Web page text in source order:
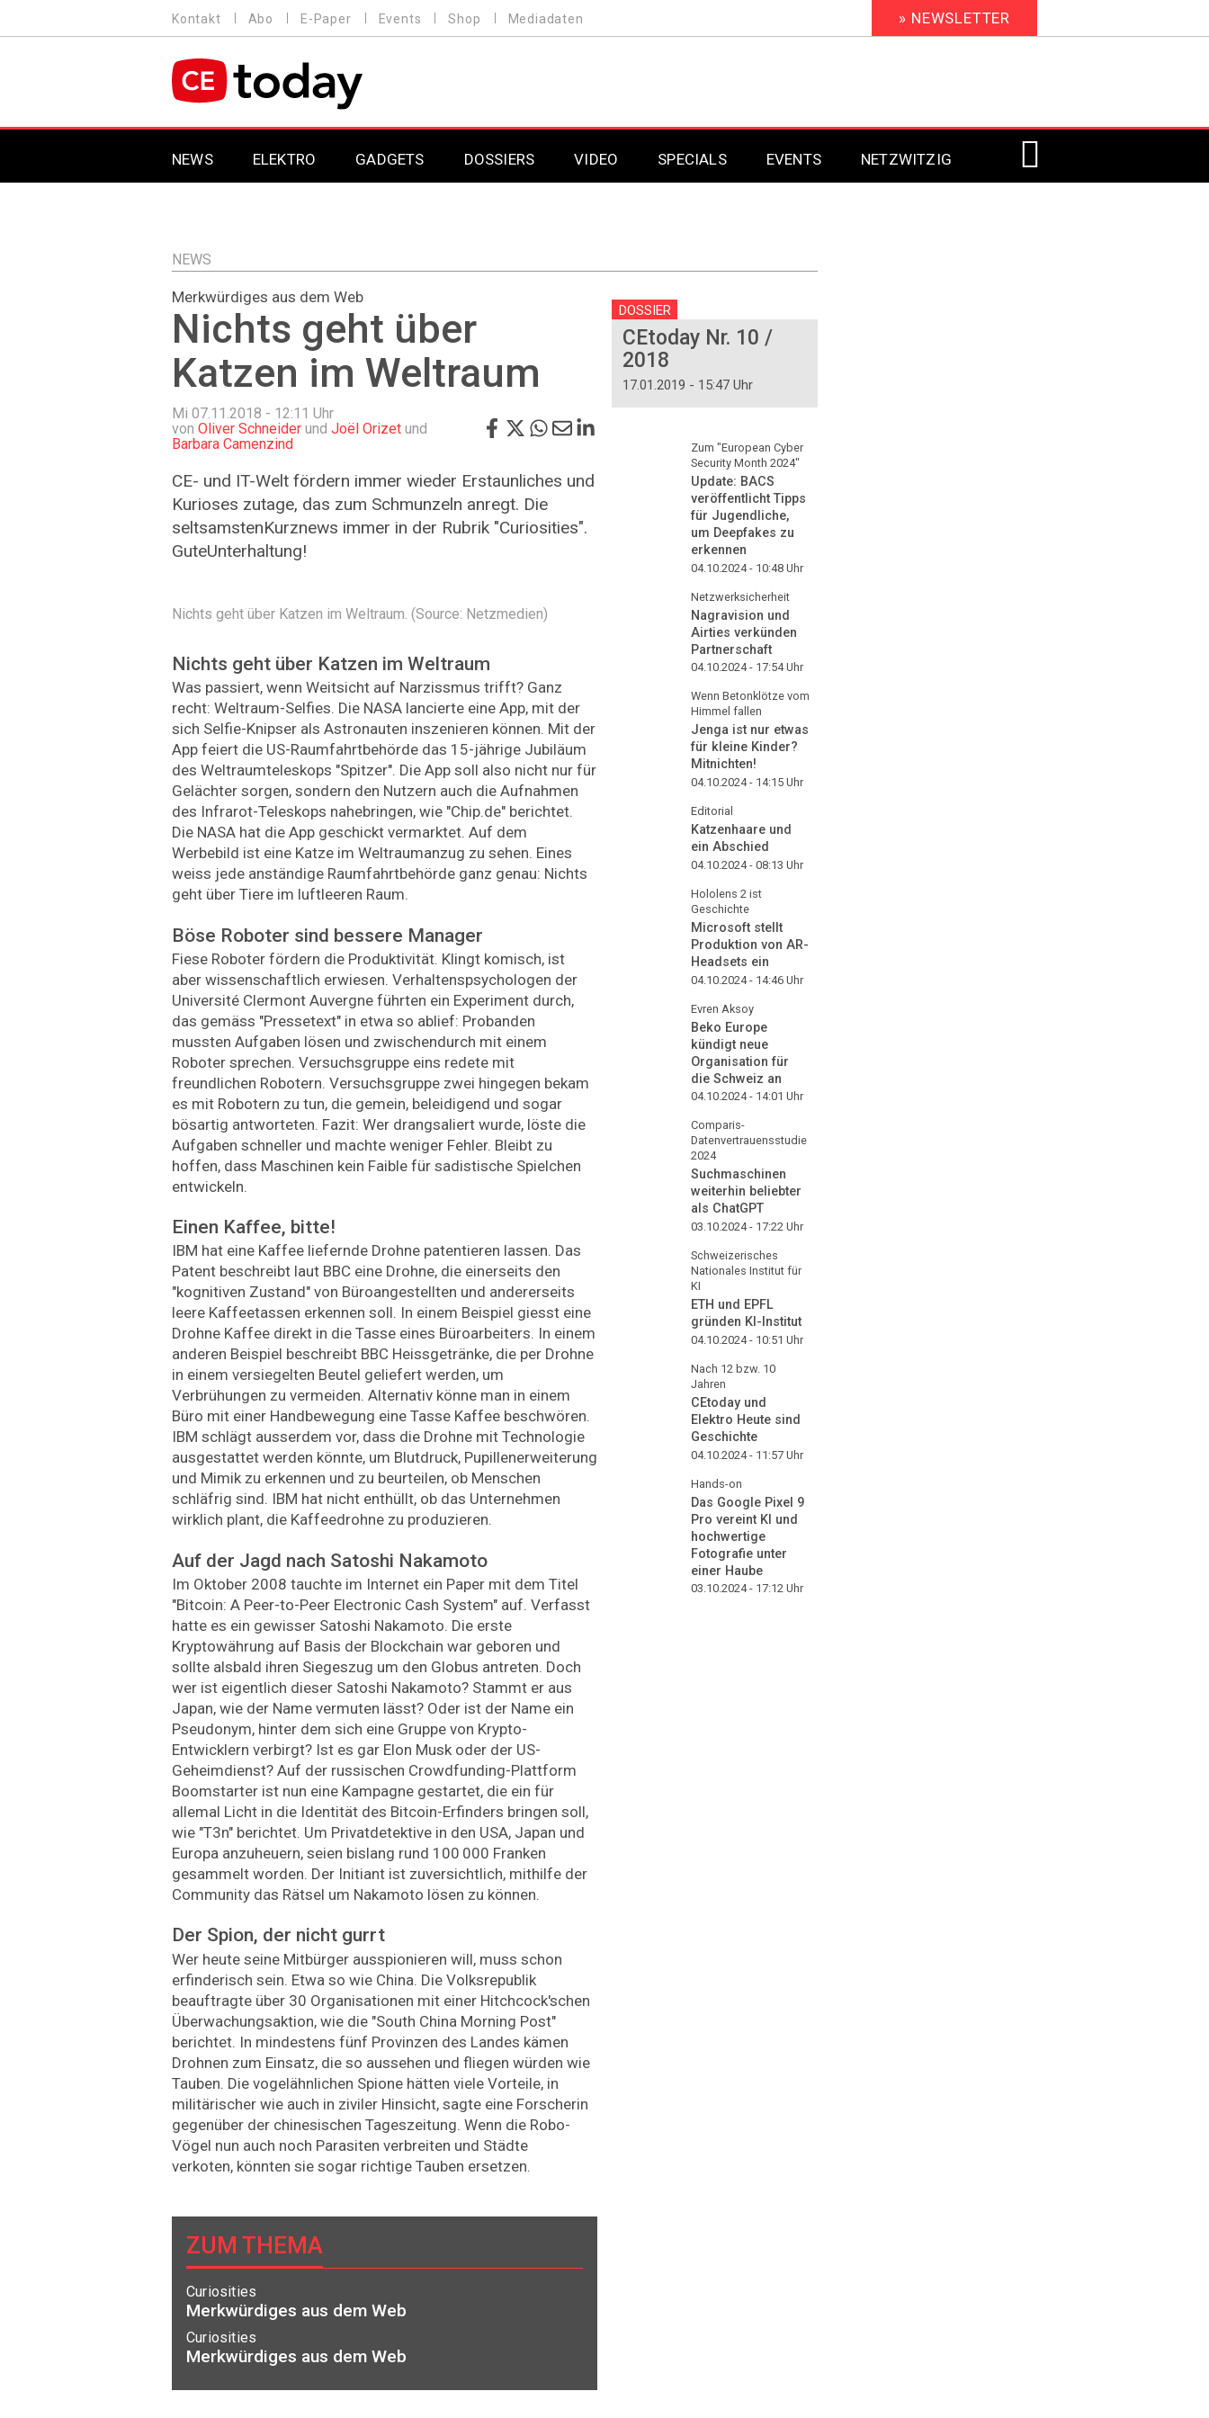
zum
MENU
Kontakt Abo E-Paper Events Shop Mediadaten » NEWSLETTER
MAIN NAVIGATION
NEWS ELEKTRO GADGETS DOSSIERS VIDEO SPECIALS
Professional AV & Digital Signage 2021
Professional AV & Digital Signage 2020
Professional AV & Digital Signage 2019
EVENTS NETZWITZIG
NEWS
Merkwürdiges aus dem Web
Nichts geht über
Katzen im Weltraum
Mi 07.11.2018 - 12:11 Uhr
von Oliver Schneider und Joël Orizet und
Barbara Camenzind
CE- und IT-Welt fördern immer wieder Erstaunliches und
Kurioses zutage, das zum Schmunzeln anregt. Die
seltsamsten­Kurznews immer in der Rubrik "Curiosities".
GuteUnterhaltung!
Nichts geht über Katzen im Weltraum. (Source: Netzmedien)
Nichts geht über Katzen im Weltraum
Was passiert, wenn Weitsicht auf Narzissmus trifft? Ganz
recht: Weltraum-Selfies. Die NASA lancierte eine App, mit der
sich Selfie-Knipser als As­tronauten inszenieren können. Mit der
App feiert die US-Raumfahrtbehörde das 15-jährige Jubiläum
des Weltraumteleskops "Spitzer". Die App soll also nicht nur für
Gelächter sorgen, sondern den Nutzern auch die Aufnahmen
des Infrarot-Teleskops nahebringen, wie "Chip.de" berichtet.
Die NASA hat die App geschickt vermarktet. Auf dem
Werbebild ist eine Katze im Weltraumanzug zu sehen. Eines
weiss jede anständige Raumfahrtbehörde ganz genau: Nichts
geht über Tiere im luftleeren Raum.
Böse Roboter sind bessere Manager
Fiese Roboter fördern die Produktivität. Klingt komisch, ist
aber wissenschaftlich erwiesen. Verhaltenspsychologen der
Université Clermont ­Auvergne führten ein Experiment durch,
das gemäss "Pressetext" in etwa so ablief: Probanden
mussten Aufgaben lösen und zwischendurch mit einem
Roboter sprechen. Versuchsgruppe eins redete mit
freundlichen Robotern. Versuchsgruppe zwei hingegen bekam
es mit Robotern zu tun, die gemein, beleidigend und sogar
bösartig antworteten. Fazit: Wer drangsaliert wurde, löste die
Aufgaben schneller und machte weniger Fehler. Bleibt zu
hoffen, dass Maschinen kein Faible für sadistische Spielchen
entwickeln.
Einen Kaffee, bitte!
IBM hat eine Kaffee liefernde Drohne patentieren lassen. Das
Patent beschreibt laut BBC eine Drohne, die einerseits den
"kognitiven Zustand" von Büroangestellten und andererseits
leere ­Kaffeetassen erkennen soll. In einem Beispiel ­gies­st eine
Drohne Kaffee direkt in die Tasse eines ­Büroarbeiters. In einem
anderen Beispiel beschreibt BBC Heissgetränke, die per Drohne
in einem versiegelten Beutel geliefert werden, um
Verbrühungen zu vermeiden. Alternativ könne man in einem
Büro mit einer Handbewegung eine Tasse Kaffee beschwören.
IBM schlägt ausserdem vor, dass die Drohne mit Technologie
ausgestattet werden könnte, um Blutdruck, Pupillenerweiterung
und Mimik zu erkennen und zu beurteilen, ob Menschen
schläfrig sind. IBM hat nicht enthüllt, ob das Unternehmen
wirklich plant, die Kaffeedrohne zu ­produzieren.
Auf der Jagd nach Satoshi Nakamoto
Im Oktober 2008 tauchte im Internet ein Paper mit dem Titel
"Bitcoin: A Peer-to-Peer Electronic Cash System" auf. Verfasst
hatte es ein gewisser Satoshi Nakamoto. Die erste
Kryptowährung auf Basis der Blockchain war geboren und
sollte alsbald ihren Siegeszug um den Globus antreten. Doch
wer ist eigentlich dieser Satoshi Nakamoto? Stammt er aus
Japan, wie der Name vermuten lässt? Oder ist der Name ein
Pseudonym, hinter dem sich eine Gruppe von Krypto-
Entwicklern verbirgt? Ist es gar Elon Musk oder der US-
Geheimdienst? Auf der russischen Crowdfunding-Plattform
Boomstarter ist nun eine Kampagne gestartet, die ein für
allemal Licht in die Identität des Bitcoin-Erfinders bringen soll,
wie "T3n" berichtet. Um Privatdetektive in den USA, Japan und
Europa anzu­heuern, seien bislang rund 100 000 Franken
gesammelt worden. Der Initiant ist zuversichtlich, mithilfe der
Community das Rätsel um Nakamoto lösen zu können.
Der Spion, der nicht gurrt
Wer heute seine Mitbürger ausspionieren will, muss schon
erfinderisch sein. Etwa so wie China. Die Volksrepublik
beauftragte über 30 Organisationen mit einer Hitchcock'schen
Überwachungsaktion, wie die "South China Morning Post"
berichtet. In mindestens fünf Provinzen des Landes kämen
Drohnen zum Einsatz, die so aussehen und fliegen würden wie
Tauben. Die vogelähnlichen Spione hätten viele Vorteile, in
militärischer wie auch in ziviler Hinsicht, sagte eine Forscherin
gegenüber der chinesischen T­ageszeitung. Wenn die Robo-
Vögel nun auch noch Parasiten verbreiten und Städte
verkoten, ­könnten sie sogar richtige Tauben ersetzen.
ZUM THEMA
Curiosities
Merkwürdiges aus dem Web
Curiosities
Merkwürdiges aus dem Web
DOSSIER
CEtoday Nr. 10 /
2018
17.01.2019 - 15:47 Uhr
Zum "European Cyber
Security Month 2024"
Update: BACS
veröffentlicht Tipps
für Jugendliche,
um Deepfakes zu
erkennen
04.10.2024 - 10:48 Uhr
Netzwerksicherheit
Nagravision und
Airties verkünden
Partnerschaft
04.10.2024 - 17:54Uhr
Wenn Betonklötze vom
Himmel fallen
Jenga ist nur etwas
für kleine Kinder?
Mitnichten!
04.10.2024 - 14:15 Uhr
Editorial
Katzenhaare und
ein Abschied
04.10.2024 - 08:13 Uhr
Hololens 2 ist
Geschichte
Microsoft stellt
Produktion von AR-
Headsets ein
04.10.2024 - 14:46 Uhr
Evren Aksoy
Beko Europe
kündigt neue
Organisation für
die Schweiz an
04.10.2024 - 14:01 Uhr
Comparis-
Datenvertrauensstudie
2024
Suchmaschinen
weiterhin beliebter
als ChatGPT
03.10.2024 - 17:22 Uhr
Schweizerisches
Nationales Institut für
KI
ETH und EPFL
gründen KI-Institut
04.10.2024 - 10:51 Uhr
Nach 12 bzw. 10
Jahren
CEtoday und
Elektro Heute sind
Geschichte
04.10.2024 - 11:57 Uhr
Hands-on
Das Google Pixel 9
Pro vereint KI und
hochwertige
Fotografie unter
einer Haube
03.10.2024 - 17:12 Uhr